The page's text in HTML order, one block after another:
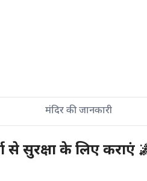
मंदिर की जानकारी
से सुरक्षा के लिए